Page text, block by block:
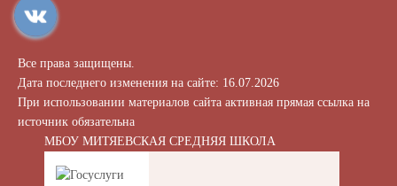
Все права защищены.
Дата последнего изменения на сайте: 16.07.2026
При использовании материалов сайта активная прямая ссылка на
источник обязательна
МБОУ МИТЯЕВСКАЯ СРЕДНЯЯ ШКОЛА